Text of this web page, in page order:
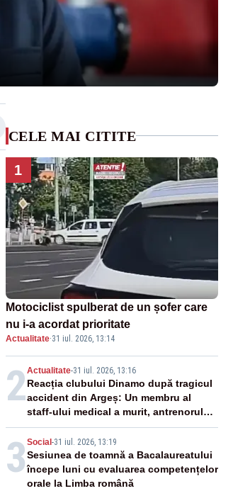
CELE MAI CITITE
1
Motociclist spulberat de un șofer care
nu i-a acordat prioritate
Actualitate·31 iul. 2026, 13:14
2Actualitate-31 iul. 2026, 13:16
Reacția clubului Dinamo după tragicul
accident din Argeș: Un membru al
staff-ului medical a murit, antrenorul
Adrian Ropotan este în spital
3 Social-31 iul. 2026, 13:19
Sesiunea de toamnă a Bacalaureatului
începe luni cu evaluarea competențelor
orale la Limba română